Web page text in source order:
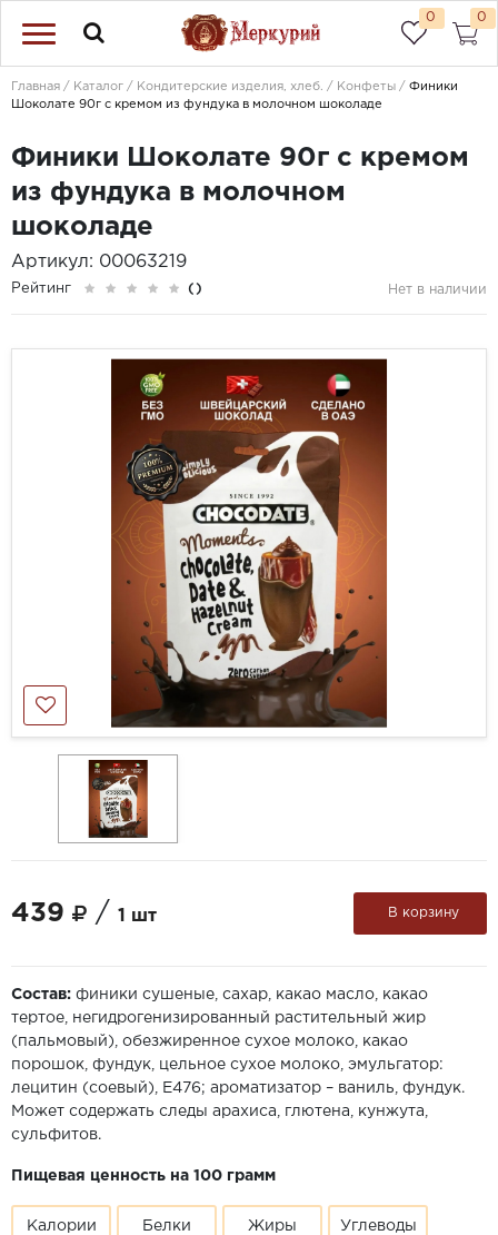
0 0
Главная Каталог Кондитерские изделия, хлеб. Конфеты
Финики
Шоколате 90г с кремом из фундука в молочном шоколаде
Финики Шоколате 90г с кремом
из фундука в молочном
шоколаде
Артикул: 00063219
Рейтинг () Нет в наличии
439 / 1 шт В корзину
Состав: финики сушеные, сахар, какао масло, какао
тертое, негидрогенизированный растительный жир
(пальмовый), обезжиренное сухое молоко, какао
порошок, фундук, цельное сухое молоко, эмульгатор:
лецитин (соевый), Е476; ароматизатор – ваниль, фундук.
Может содержать следы арахиса, глютена, кунжута,
сульфитов.
Пищевая ценность на 100 грамм
Калории
Белки
Жиры
Углеводы